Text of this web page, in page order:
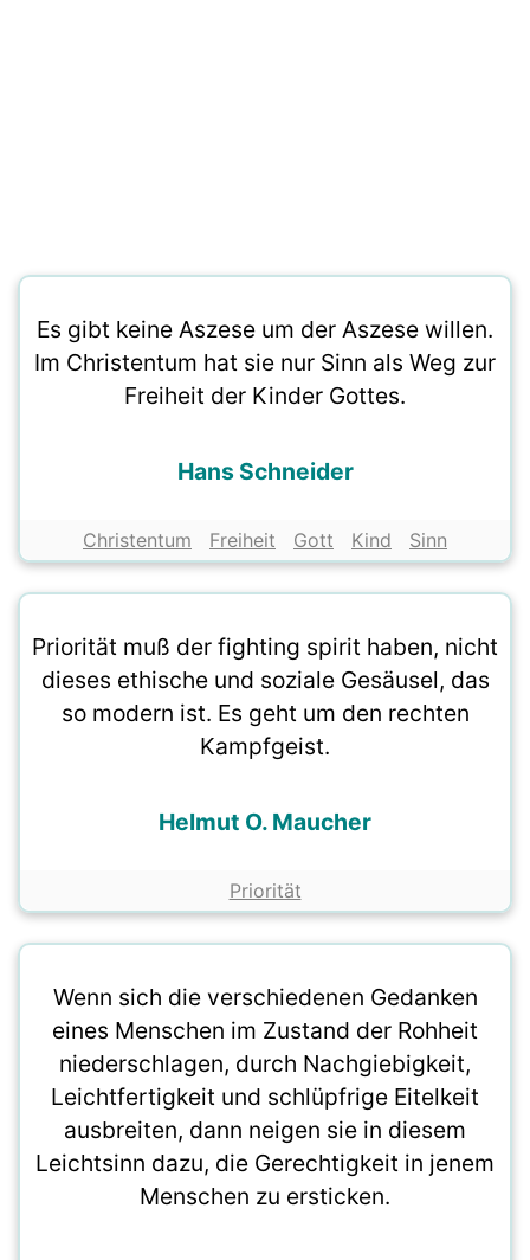
Es gibt keine Aszese um der Aszese willen.
Im Christentum hat sie nur Sinn als Weg zur
Freiheit der Kinder Gottes.
Hans Schneider
Christentum Freiheit Gott Kind Sinn
Priorität muß der fighting spirit haben, nicht
dieses ethische und soziale Gesäusel, das
so modern ist. Es geht um den rechten
Kampfgeist.
Helmut O. Maucher
Priorität
Wenn sich die verschiedenen Gedanken
eines Menschen im Zustand der Rohheit
niederschlagen, durch Nachgiebigkeit,
Leichtfertigkeit und schlüpfrige Eitelkeit
ausbreiten, dann neigen sie in diesem
Leichtsinn dazu, die Gerechtigkeit in jenem
Menschen zu ersticken.